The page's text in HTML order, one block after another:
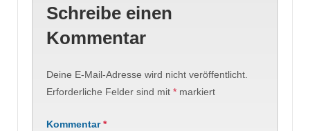
Schreibe einen
Kommentar
Deine E-Mail-Adresse wird nicht veröffentlicht.
Erforderliche Felder sind mit * markiert
Kommentar*